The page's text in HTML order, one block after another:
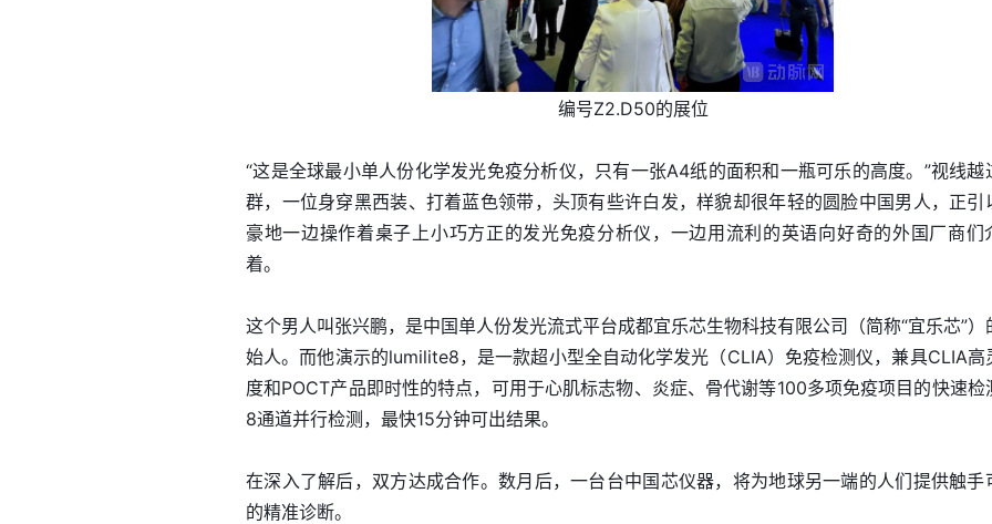
编号Z2.D50的展位
“这是全球最小单人份化学发光免疫分析仪，只有一张A4纸的面积和一瓶可乐的高度。”视线越
群，一位身穿黑西装、打着蓝色领带，头顶有些许白发，样貌却很年轻的圆脸中国男人，正引
豪地一边操作着桌子上小巧方正的发光免疫分析仪，一边用流利的英语向好奇的外国厂商们
着。
这个男人叫张兴鹏，是中国单人份发光流式平台成都宜乐芯生物科技有限公司（简称“宜乐芯”）
始人。而他演示的lumilite8，是一款超小型全自动化学发光（CLIA）免疫检测仪，兼具CLIA高
度和POCT产品即时性的特点，可用于心肌标志物、炎症、骨代谢等100多项免疫项目的快速检
8通道并行检测，最快15分钟可出结果。
在深入了解后，双方达成合作。数月后，一台台中国芯仪器，将为地球另一端的人们提供触手
的精准诊断。